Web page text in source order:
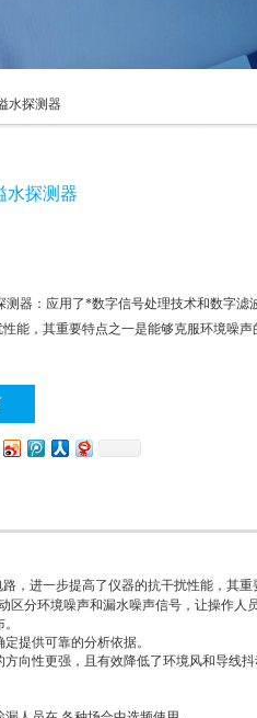
水探测器
水探测器
测器：应用了*数字信号处理技术和数字滤
能，其重要特点之一是能够克服环境噪
，进一步提高了仪器的抗干扰性能，其
分环境噪声和漏水噪声信号，让操作人
提供可靠的分析依据。
向性更强，且有效降低了环境风和导线抖